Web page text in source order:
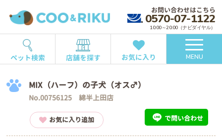
お問い合わせはこちら
0570-07-1122
10:00～20:00（ナビダイヤル）
ペット検索 店舗を探す お気に入り MENU
MIX（ハーフ）の子犬（オス♂）
No.00756125 綿半上田店
お気に入り追加 で問い合わせ